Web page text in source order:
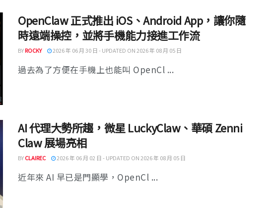
OpenClaw 正式推出 iOS、Android App，讓你隨
時遠端操控，並將手機能力接進工作流
BYROCKY 2026 年 06 月 30 日 - UPDATED ON 2026 年 08 月 05 日
過去為了方便在手機上也能叫 OpenCl ...
AI 代理大勢所趨，微星 LuckyClaw、華碩 Zenni
Claw 展場亮相
BYCLAIREC 2026 年 06 月 02 日 - UPDATED ON 2026 年 08 月 05 日
近年來 AI 早已是門顯學，OpenCl ...